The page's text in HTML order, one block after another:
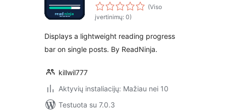
(Viso
įvertinimų: 0)
Displays a lightweight reading progress
bar on single posts. By ReadNinja.
killwil777
Aktyvių instaliacijų: Mažiau nei 10
Testuota su 7.0.3